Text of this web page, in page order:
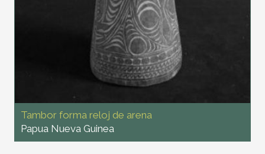
Tambor forma reloj de arena
Papua Nueva Guinea